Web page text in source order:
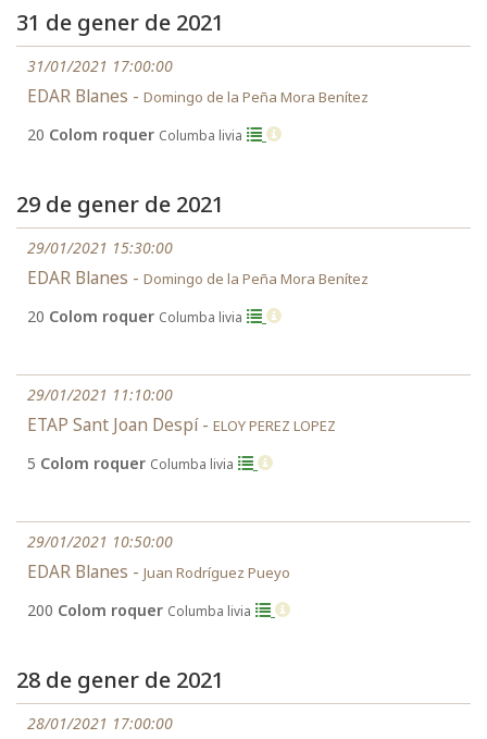
31 de gener de 2021
31/01/2021 17:00:00
EDAR Blanes - Domingo de la Peña Mora Benítez
20 Colom roquer Columba livia
29 de gener de 2021
29/01/2021 15:30:00
EDAR Blanes - Domingo de la Peña Mora Benítez
20 Colom roquer Columba livia
29/01/2021 11:10:00
ETAP Sant Joan Despí - ELOY PEREZ LOPEZ
5 Colom roquer Columba livia
29/01/2021 10:50:00
EDAR Blanes - Juan Rodríguez Pueyo
200 Colom roquer Columba livia
28 de gener de 2021
28/01/2021 17:00:00